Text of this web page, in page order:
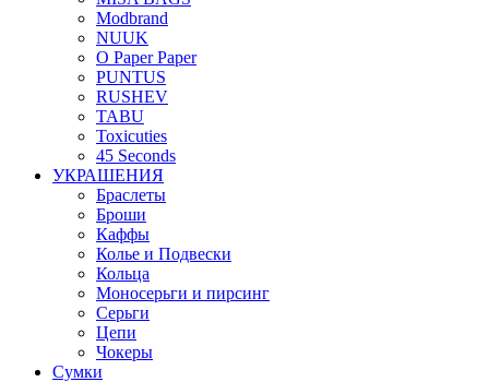
Modbrand
NUUK
O Paper Paper
PUNTUS
RUSHEV
TABU
Toxicuties
45 Seconds
УКРАШЕНИЯ
Браслеты
Броши
Каффы
Колье и Подвески
Кольца
Моносерьги и пирсинг
Серьги
Цепи
Чокеры
Сумки